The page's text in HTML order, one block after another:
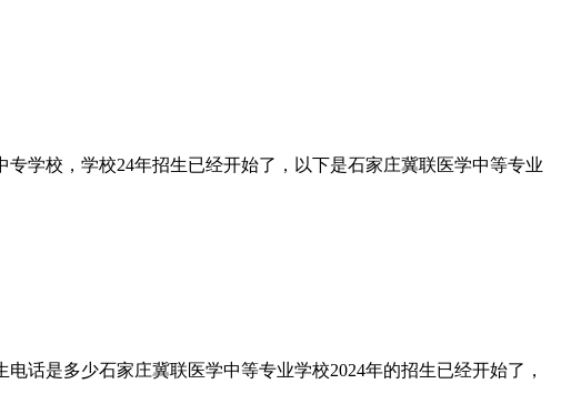
学校，学校24年招生已经开始了，以下是石家庄冀联医学中等专业
话是多少石家庄冀联医学中等专业学校2024年的招生已经开始了，